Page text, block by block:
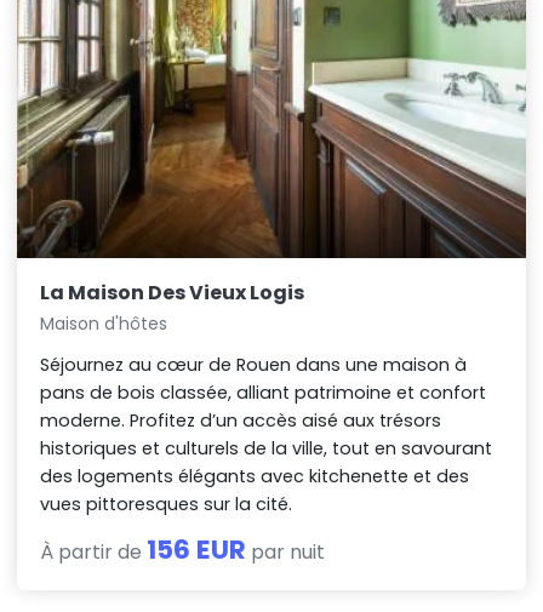
La Maison Des Vieux Logis
Maison d'hôtes
Séjournez au cœur de Rouen dans une maison à
pans de bois classée, alliant patrimoine et confort
moderne. Profitez d’un accès aisé aux trésors
historiques et culturels de la ville, tout en savourant
des logements élégants avec kitchenette et des
vues pittoresques sur la cité.
À partir de 156 EUR par nuit